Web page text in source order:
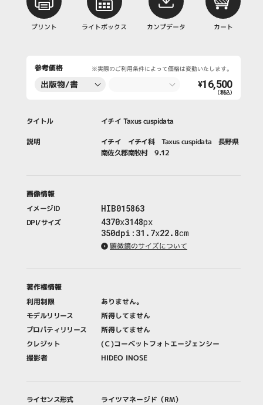
プリント ライトボックス カンプデータ カート
参考価格 ※実際のご利用条件によって価格は変動いたします。
出版物/書
¥16,500
（税込）
タイトル イチイ Taxus cuspidata
説明
イチイ イチイ科 Taxus cuspidata 長野県
南佐久郡南牧村 9.12
画像情報
イメージID
HIB015863
DPI/サイズ 4370x3148px
350dpi : 31.7x22.8cm
顕微鏡のサイズについて
著作権情報
利用制限
ありません。
モデルリリース
所得してません
プロパティリリース
所得してません
クレジット
(Ｃ)コーベットフォトエージェンシー
撮影者
HIDEO INOSE
ライセンス形式 ライツマネージド（RM）